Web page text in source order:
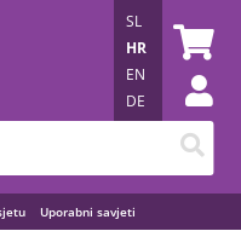
Uporabni savjeti
SL
HR
EN
DE